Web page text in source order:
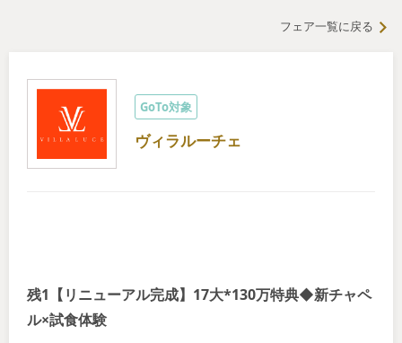
フェア一覧に戻る
GoTo対象
ヴィラルーチェ
残1【リニューアル完成】17大*130万特典◆新チャペ
ル×試食体験